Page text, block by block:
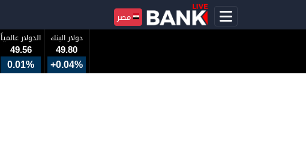
دولار البنك
49.80
+0.04%
الدولار عالمياً
49.56
0.01%